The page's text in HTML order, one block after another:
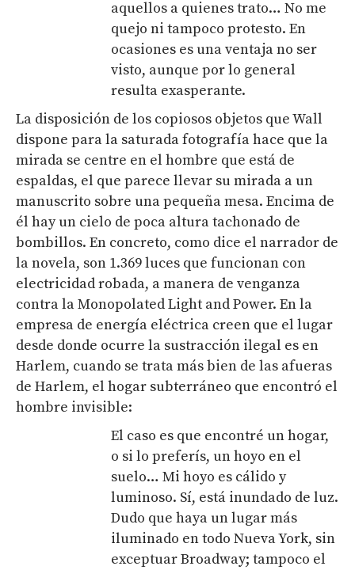
aquellos a quienes trato… No me
quejo ni tampoco protesto. En
ocasiones es una ventaja no ser
visto, aunque por lo general
resulta exasperante.
La disposición de los copiosos objetos que Wall
dispone para la saturada fotografía hace que la
mirada se centre en el hombre que está de
espaldas, el que parece llevar su mirada a un
manuscrito sobre una pequeña mesa. Encima de
él hay un cielo de poca altura tachonado de
bombillos. En concreto, como dice el narrador de
la novela, son 1.369 luces que funcionan con
electricidad robada, a manera de venganza
contra laMonopolated Light and Power. En la
empresa de energía eléctrica creen que el lugar
desde donde ocurre la sustracción ilegal es en
Harlem, cuando se trata más bien de las afueras
de Harlem, el hogar subterráneo que encontró el
hombre invisible:
El caso es que encontré un hogar,
o si lo preferís, un hoyo en el
suelo… Mi hoyo es cálido y
luminoso. Sí, está inundado de luz.
Dudo que haya un lugar más
iluminado en todo Nueva York, sin
exceptuar Broadway; tampoco el